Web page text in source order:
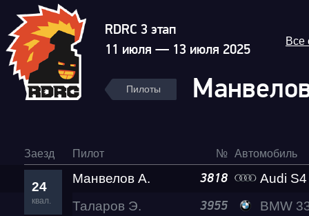
RDRC 3 этап
11 июля — 13 июля 2025
Все
Пилоты
Заезд Пилот № Автомобиль
24
квал.
Манвелов А. 3818
Audi S4 Eva
Таларов Э.
3955 BMW 330d